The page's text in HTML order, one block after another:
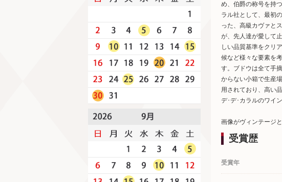
め、伯爵の称号を持
ラル社として、最初
った、高級カヴァと
が、先人達が愛して
しい品質基準をクリ
候など様々な要素を
す。ブドウは全て手
からない小箱で生産
用されており、高い
デ･デ･カラルのワイ
画像がヴィンテージ
受賞歴
受賞年